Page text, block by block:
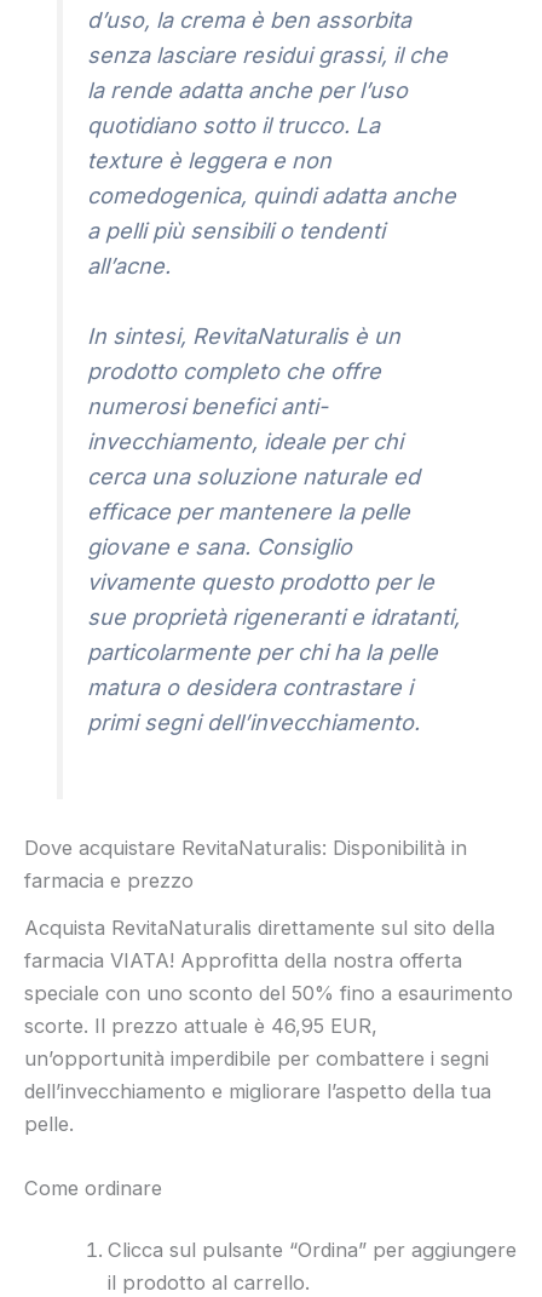
d’uso, la crema è ben assorbita
senza lasciare residui grassi, il che
la rende adatta anche per l’uso
quotidiano sotto il trucco. La
texture è leggera e non
comedogenica, quindi adatta anche
a pelli più sensibili o tendenti
all’acne.
In sintesi, RevitaNaturalis è un
prodotto completo che offre
numerosi benefici anti-
invecchiamento, ideale per chi
cerca una soluzione naturale ed
efficace per mantenere la pelle
giovane e sana. Consiglio
vivamente questo prodotto per le
sue proprietà rigeneranti e idratanti,
particolarmente per chi ha la pelle
matura o desidera contrastare i
primi segni dell’invecchiamento.
Dove acquistare RevitaNaturalis: Disponibilità in
farmacia e prezzo
Acquista RevitaNaturalis direttamente sul sito della
farmacia VIATA! Approfitta della nostra offerta
speciale con uno sconto del 50% fino a esaurimento
scorte. Il prezzo attuale è 46,95 EUR,
un’opportunità imperdibile per combattere i segni
dell’invecchiamento e migliorare l’aspetto della tua
pelle.
Come ordinare
Clicca sul pulsante “Ordina” per aggiungere
il prodotto al carrello.